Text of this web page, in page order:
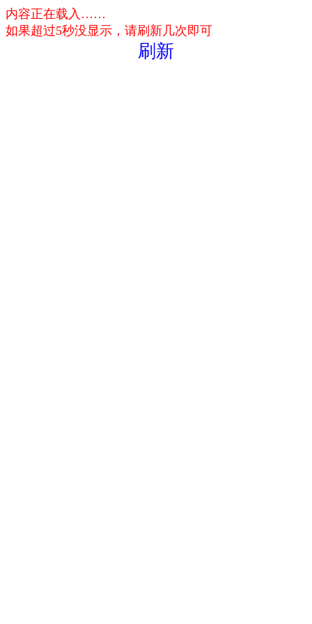
内容正在载入……
如果超过5秒没显示，请刷新几次即可
刷新